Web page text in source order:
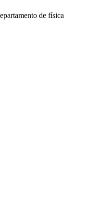
epartamento de física